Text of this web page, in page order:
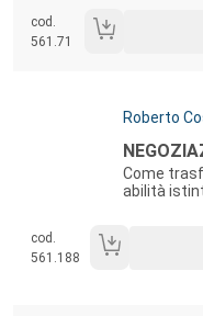
cod.
561.71
Autori:
Roberto
Titolo:
Come
abilità
cod.
561.188